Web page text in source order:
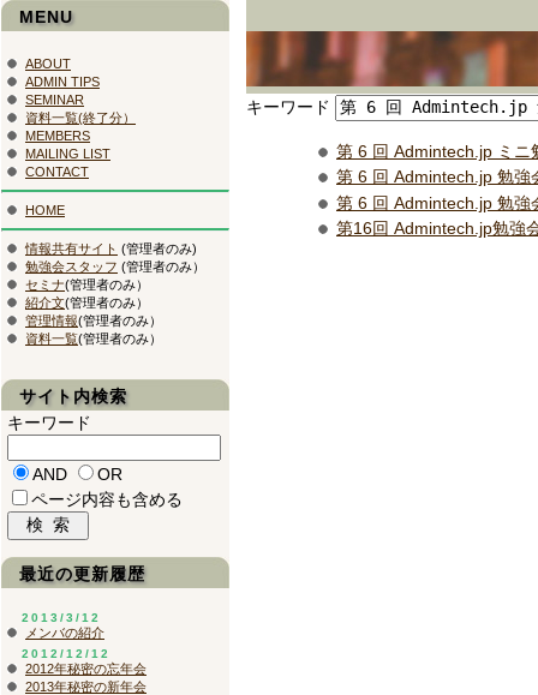
キーワード
第 6 回 Admintech.jp ミニ
第 6 回 Admintech.jp 勉強
第 6 回 Admintech.jp 勉強
第16回 Admintech.jp勉強
MENU
ABOUT
ADMIN TIPS
SEMINAR
資料一覧(終了分）
MEMBERS
MAILING LIST
CONTACT
HOME
情報共有サイト (管理者のみ)
勉強会スタッフ (管理者のみ）
セミナ(管理者のみ）
紹介文(管理者のみ）
管理情報(管理者のみ）
資料一覧(管理者のみ）
サイト内検索
キーワード
AND
OR
ページ内容も含める
最近の更新履歴
2013/3/12
メンバの紹介
2012/12/12
2012年秘密の忘年会
2013年秘密の新年会